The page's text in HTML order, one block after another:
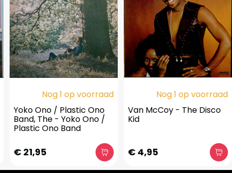
Nog 1 op voorraad
Yoko Ono / Plastic Ono
Band, The - Yoko Ono /
Plastic Ono Band
€ 21,95
Nog 1 op voorraad
Van McCoy - The Disco
Kid
€ 4,95